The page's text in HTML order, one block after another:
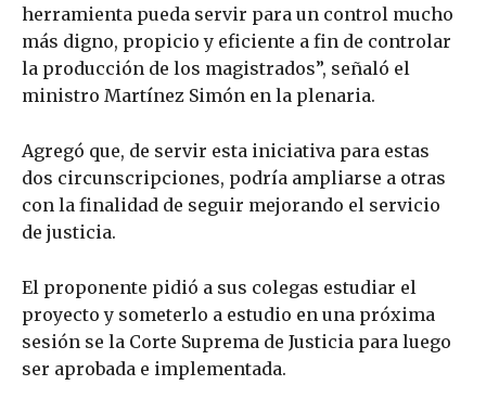
herramienta pueda servir para un control mucho
más digno, propicio y eficiente a fin de controlar
la producción de los magistrados”, señaló el
ministro Martínez Simón en la plenaria.
Agregó que, de servir esta iniciativa para estas
dos circunscripciones, podría ampliarse a otras
con la finalidad de seguir mejorando el servicio
de justicia.
El proponente pidió a sus colegas estudiar el
proyecto y someterlo a estudio en una próxima
sesión se la Corte Suprema de Justicia para luego
ser aprobada e implementada.